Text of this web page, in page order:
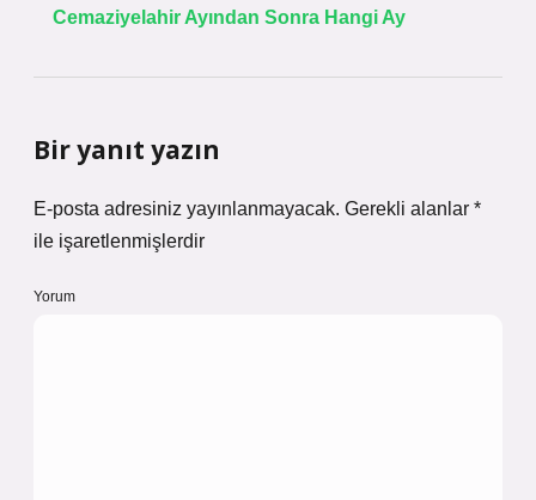
Cemaziyelahir Ayından Sonra Hangi Ay
Bir yanıt yazın
E-posta adresiniz yayınlanmayacak. Gerekli alanlar *
ile işaretlenmişlerdir
Yorum